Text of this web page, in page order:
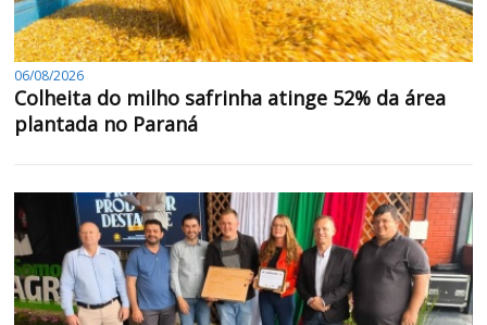
06/08/2026
Colheita do milho safrinha atinge 52% da área
plantada no Paraná